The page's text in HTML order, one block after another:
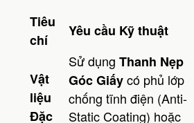
Tiêu
chí
Yêu cầu Kỹ thuật
Vật
liệu
Đặc
Sử dụng Thanh Nẹp
Góc Giấycó phủ lớp
chống tĩnh điện (Anti-
Static Coating) hoặc